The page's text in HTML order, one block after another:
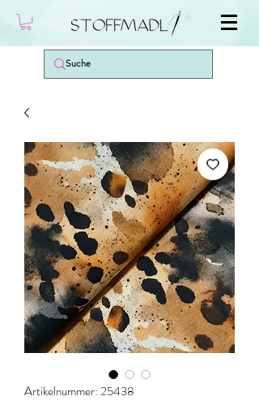
Artikelnummer: 25438